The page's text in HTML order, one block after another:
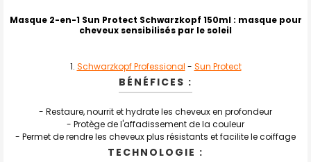
ENSEMBLE
TOUT
SELECTIONNER
LA
SÉLECTION
AU PANIER
Masque 2-en-1 Sun Protect Schwarzkopf 150ml: masque pour
cheveux sensibilisés par le soleil
Schwarzkopf Professional - Sun Protect
BÉNÉFICES :
- Restaure, nourrit et hydrate les cheveux en profondeur
- Protège de l'affadissement de la couleur
- Permet de rendre les cheveux plus résistants et facilite le coiffage
TECHNOLOGIE :